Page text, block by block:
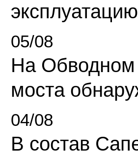
05/08
На Обводном
моста
04/08
В состав